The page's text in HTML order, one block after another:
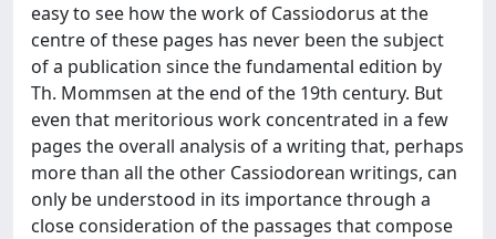
easy to see how the work of Cassiodorus at the
centre of these pages has never been the subject
of a publication since the fundamental edition by
Th. Mommsen at the end of the 19th century. But
even that meritorious work concentrated in a few
pages the overall analysis of a writing that, perhaps
more than all the other Cassiodorean writings, can
only be understood in its importance through a
close consideration of the passages that compose